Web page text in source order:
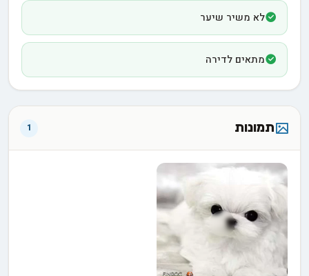
לא משיר שיער
מתאים לדירה
תמונות 1